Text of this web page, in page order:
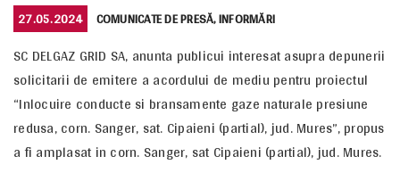
POSTED
ON
27.05.2024 CATEGORIES
COMUNICATE DE PRESĂ,INFORMĂRI
SC DELGAZ GRID SA, anunta publicui interesat asupra depunerii
solicitarii de emitere a acordului de mediu pentru proiectul
“Inlocuire conducte si bransamente gaze naturale presiune
redusa, corn. Sanger, sat. Cipaieni (partial), jud. Mures”, propus
a fi amplasat in corn. Sanger, sat Cipaieni (partial), jud. Mures.